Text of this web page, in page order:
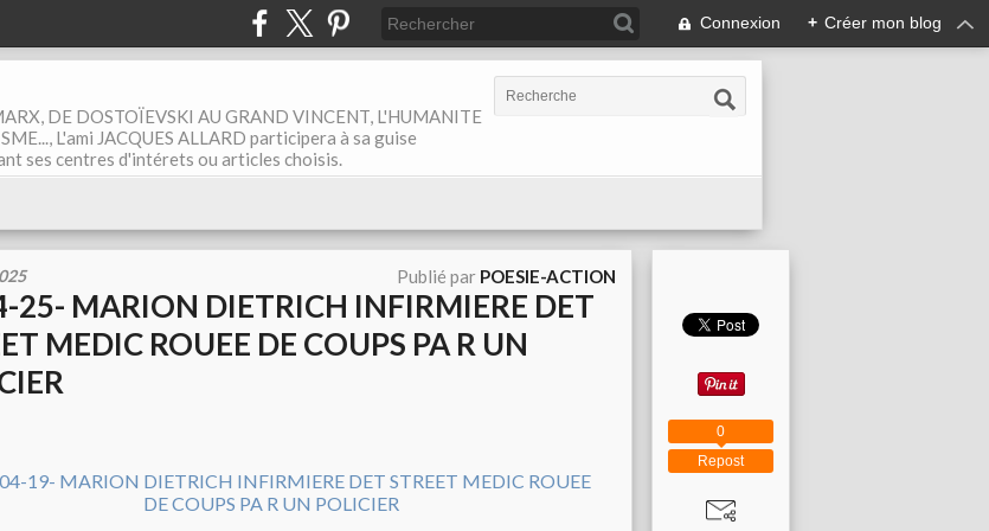
Connexion + Créer mon blog
DE DOSTOÏEVSKI AU GRAND VINCENT, L'HUMANITE
L'ami JACQUES ALLARD participera à sa guise
ses centres d'intérets ou articles choisis.
Publié par POESIE-ACTION
25- MARION DIETRICH INFIRMIERE DET
MEDIC ROUEE DE COUPS PA R UN
Repost
0